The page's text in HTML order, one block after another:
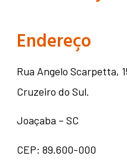
Endereço
Rua Angelo Scarpetta,
Cruzeiro do Sul.
Joaçaba – SC
CEP: 89.600-000